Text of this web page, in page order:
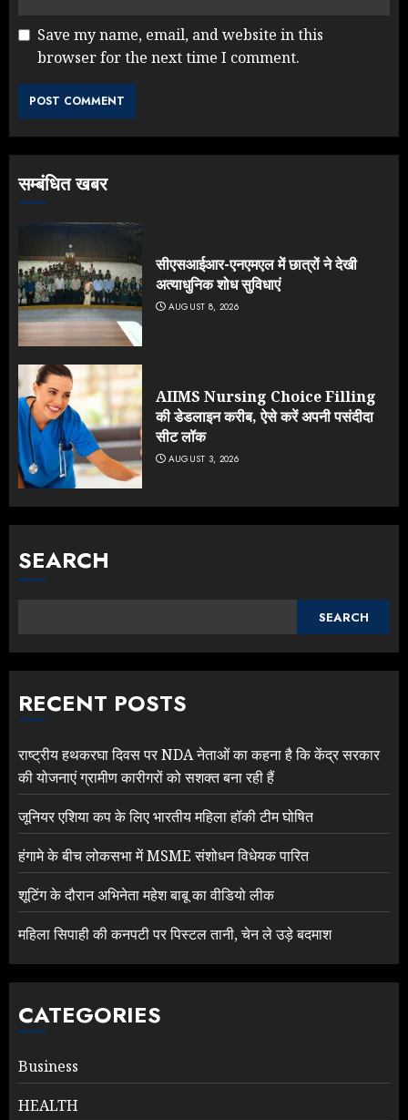
Save my name, email, and website in this
browser for the next time I comment.
सम्बंधित खबर
सीएसआईआर-एनएमएल में छात्रों ने देखी
अत्याधुनिक शोध सुविधाएं
AUGUST 8, 2026
AIIMS Nursing Choice Filling
की डेडलाइन करीब, ऐसे करें अपनी पसंदीदा
सीट लॉक
AUGUST 3, 2026
SEARCH
SEARCH
RECENT POSTS
राष्ट्रीय हथकरघा दिवस पर NDA नेताओं का कहना है कि केंद्र सरकार
की योजनाएं ग्रामीण कारीगरों को सशक्त बना रही हैं
जूनियर एशिया कप के लिए भारतीय महिला हॉकी टीम घोषित
हंगामे के बीच लोकसभा में MSME संशोधन विधेयक पारित
शूटिंग के दौरान अभिनेता महेश बाबू का वीडियो लीक
महिला सिपाही की कनपटी पर पिस्टल तानी, चेन ले उड़े बदमाश
CATEGORIES
Business
HEALTH